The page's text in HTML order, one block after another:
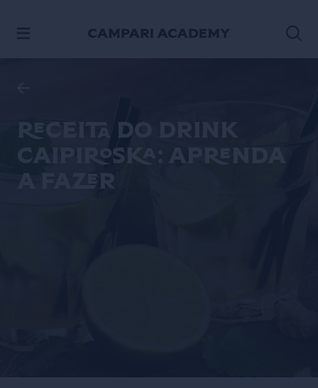
Receita do drink
Caipiroska: aprenda
a fazer